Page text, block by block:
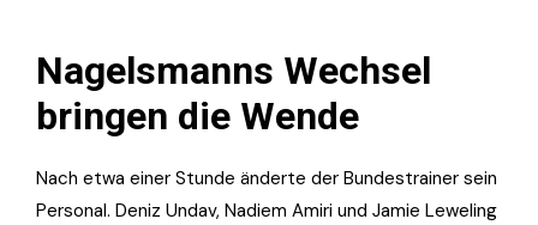
Nagelsmanns Wechsel
bringen die Wende
Nach etwa einer Stunde änderte der Bundestrainer sein
Personal. Deniz Undav, Nadiem Amiri und Jamie Leweling